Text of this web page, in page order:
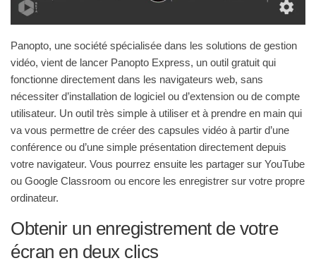
Panopto, une société spécialisée dans les solutions de gestion
vidéo, vient de lancer Panopto Express, un outil gratuit qui
fonctionne directement dans les navigateurs web, sans
nécessiter d’installation de logiciel ou d’extension ou de compte
utilisateur. Un outil très simple à utiliser et à prendre en main qui
va vous permettre de créer des capsules vidéo à partir d’une
conférence ou d’une simple présentation directement depuis
votre navigateur. Vous pourrez ensuite les partager sur YouTube
ou Google Classroom ou encore les enregistrer sur votre propre
ordinateur.
Obtenir un enregistrement de votre
écran en deux clics